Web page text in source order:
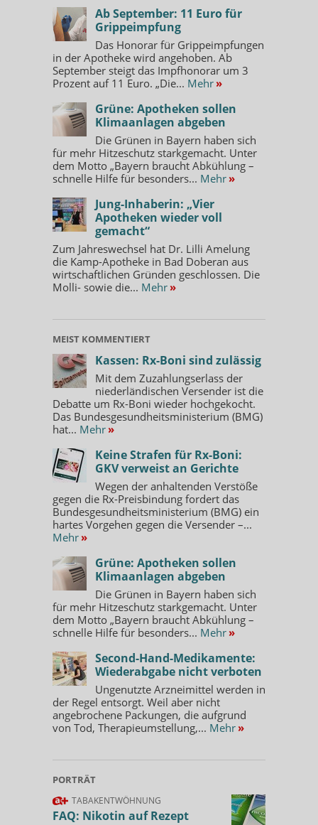
Ab September: 11 Euro für
Grippeimpfung
Das Honorar für Grippeimpfungen
in der Apotheke wird angehoben. Ab
September steigt das Impfhonorar um 3
Prozent auf 11 Euro. „Die... Mehr »
Grüne: Apotheken sollen
Klimaanlagen abgeben
Die Grünen in Bayern haben sich
für mehr Hitzeschutz starkgemacht. Unter
dem Motto „Bayern braucht Abkühlung –
schnelle Hilfe für besonders... Mehr »
Jung-Inhaberin: „Vier
Apotheken wieder voll
gemacht“
Zum Jahreswechsel hat Dr. Lilli Amelung
die Kamp-Apotheke in Bad Doberan aus
wirtschaftlichen Gründen geschlossen. Die
Molli- sowie die... Mehr »
MEIST KOMMENTIERT
Kassen: Rx-Boni sind zulässig
Mit dem Zuzahlungserlass der
niederländischen Versender ist die
Debatte um Rx-Boni wieder hochgekocht.
Das Bundesgesundheitsministerium (BMG)
hat... Mehr »
Keine Strafen für Rx-Boni:
GKV verweist an Gerichte
Wegen der anhaltenden Verstöße
gegen die Rx-Preisbindung fordert das
Bundesgesundheitsministerium (BMG) ein
hartes Vorgehen gegen die Versender –...
Mehr »
Grüne: Apotheken sollen
Klimaanlagen abgeben
Die Grünen in Bayern haben sich
für mehr Hitzeschutz starkgemacht. Unter
dem Motto „Bayern braucht Abkühlung –
schnelle Hilfe für besonders... Mehr »
Second-Hand-Medikamente:
Wiederabgabe nicht verboten
Ungenutzte Arzneimittel werden in
der Regel entsorgt. Weil aber nicht
angebrochene Packungen, die aufgrund
von Tod, Therapieumstellung,... Mehr »
PORTRÄT
TABAKENTWÖHNUNG
FAQ: Nikotin auf Rezept